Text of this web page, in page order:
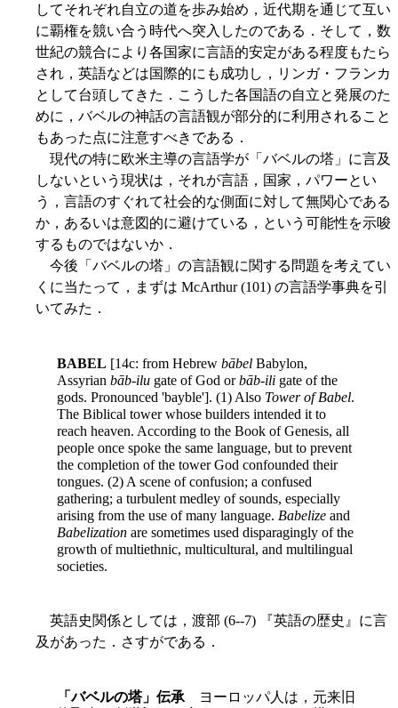
してそれぞれ自立の道を歩み始め，近代期を通じて互い
に覇権を競い合う時代へ突入したのである．そして，数
世紀の競合により各国家に言語的安定がある程度もたら
され，英語などは国際的にも成功し，リンガ・フランカ
として台頭してきた．こうした各国語の自立と発展のた
めに，バベルの神話の言語観が部分的に利用されること
もあった点に注意すべきである．
現代の特に欧米主導の言語学が「バベルの塔」に言及
しないという現状は，それが言語，国家，パワーとい
う，言語のすぐれて社会的な側面に対して無関心である
か，あるいは意図的に避けている，という可能性を示唆
するものではないか．
今後「バベルの塔」の言語観に関する問題を考えてい
くに当たって，まずは McArthur (101) の言語学事典を引
いてみた．
BABEL [14c: from Hebrew bābel Babylon,
Assyrian bāb-ilu gate of God orbāb-ili gate of the
gods. Pronounced 'bayble']. (1) Also Tower of Babel.
The Biblical tower whose builders intended it to
reach heaven. According to the Book of Genesis, all
people once spoke the same language, but to prevent
the completion of the tower God confounded their
tongues. (2) A scene of confusion; a confused
gathering; a turbulent medley of sounds, especially
arising from the use of many language. Babelize and
Babelization are sometimes used disparagingly of the
growth of multiethnic, multicultural, and multilingual
societies.
英語史関係としては，渡部 (6--7) 『英語の歴史』に言
及があった．さすがである．
「バベルの塔」伝承 ヨーロッパ人は，元来旧